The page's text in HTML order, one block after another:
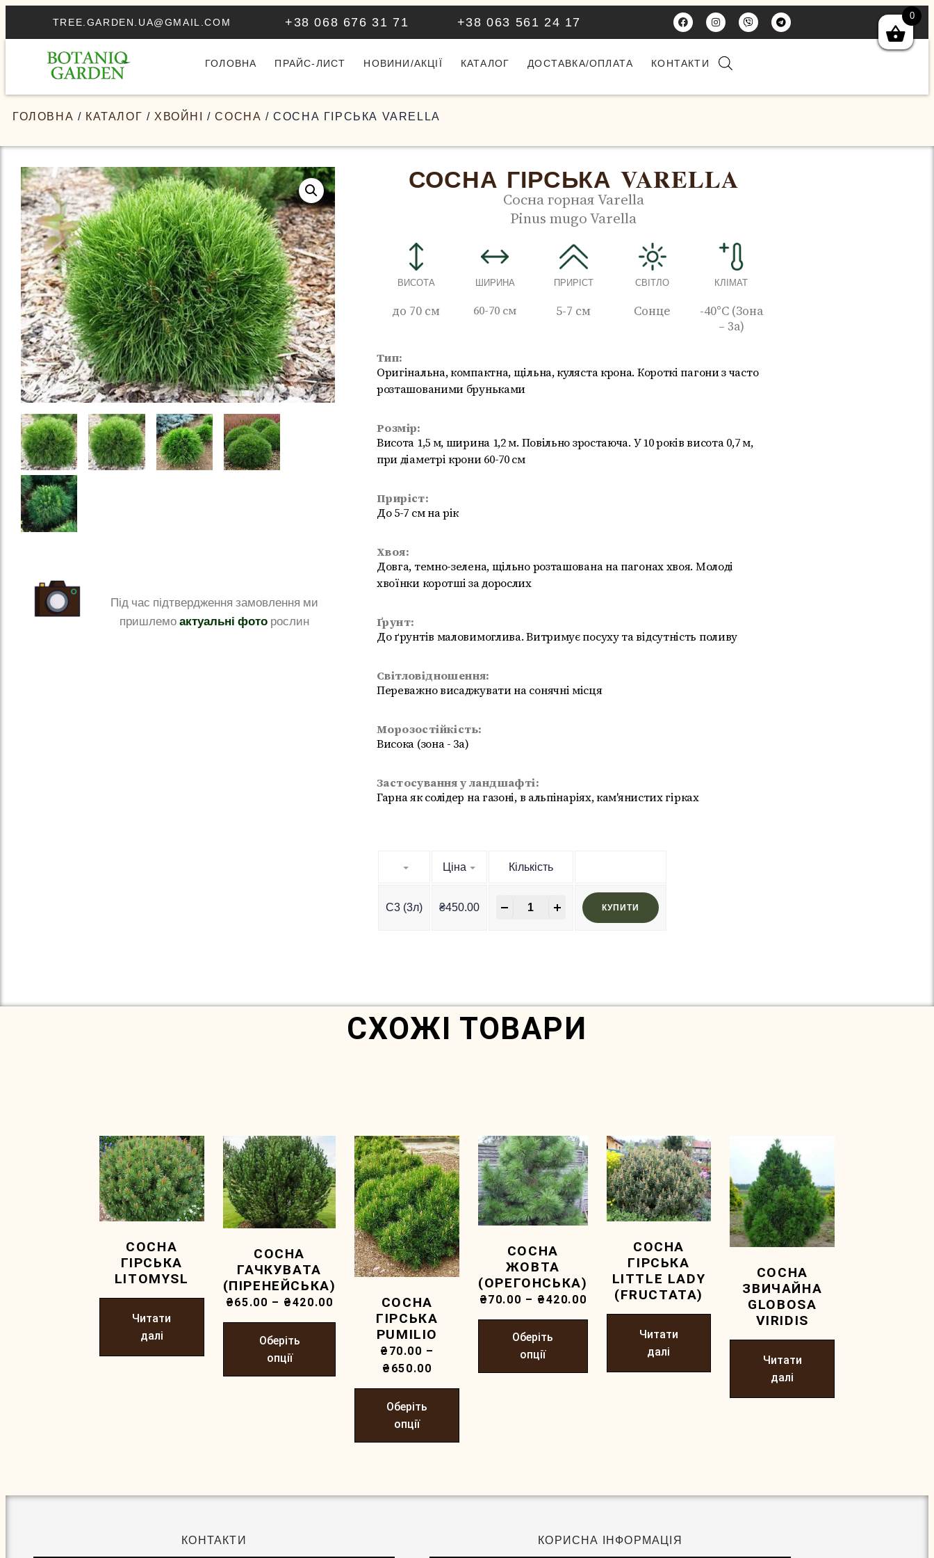
TREE.GARDEN.UA@GMAIL.COM +38 068 676 31 71 +38 063 561 24 17
ГОЛОВНА ПРАЙС-ЛИСТ НОВИНИ/АКЦІЇ КАТАЛОГ ДОСТАВКА/ОПЛАТА КОНТАКТИ
ГОЛОВНА / КАТАЛОГ / ХВОЙНІ /СОСНА / СОСНА ГІРСЬКА VARELLA
Під час підтвердження замовлення ми
пришлемоактуальні фоторослин
СОСНА ГІРСЬКА VARELLA
Сосна горная Varella
Pinus mugo Varella
ВИСОТА
до 70 см
ШИРИНА
60-70 см
ПРИРІСТ
5-7 см
СВІТЛО
Сонце
КЛІМАТ
-40°C (Зона
– 3а)
Тип:
Оригінальна, компактна, щільна, куляста крона. Короткі пагони з часто
розташованими бруньками
Розмір:
Висота 1,5 м, ширина 1,2 м. Повільно зростаюча. У 10 років висота 0,7 м,
при діаметрі крони 60-70 см
Приріст:
До 5-7 см на рік
Хвоя:
Довга, темно-зелена, щільно розташована на пагонах хвоя. Молоді
хвоїнки коротші за дорослих
Ґрунт:
До ґрунтів маловимоглива. Витримує посуху та відсутність поливу
Світловідношення:
Переважно висаджувати на сонячні місця
Морозостійкість:
Висока (зона - 3а)
Застосування у ландшафті:
Гарна як солідер на газоні, в альпінаріях, кам'янистих гірках
Ціна Кількість
C3 (3л) ₴450.00
- КУПИТИ
СХОЖІ ТОВАРИ
СОСНА
ГІРСЬКА
LITOMYSL
Читати
далі
СОСНА
ГАЧКУВАТА
(ПІРЕНЕЙСЬКА)
₴65.00 – ₴420.00
Оберіть
опції
СОСНА
ГІРСЬКА
PUMILIO
₴ 70.00 –
₴ 650.00
Оберіть
опції
СОСНА
ЖОВТА
(ОРЕГОНСЬКА)
₴70.00 – ₴420.00
Оберіть
опції
СОСНА
ГІРСЬКА
LITTLE LADY
(FRUCTATA)
Читати
далі
СОСНА
ЗВИЧАЙНА
GLOBOSA
VIRIDIS
Читати
далі
КОНТАКТИ КОРИСНА ІНФОРМАЦІЯ
0